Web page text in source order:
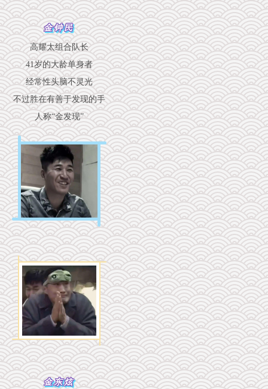
金钟民
高耀太组合队长
41岁的大龄单身者
经常性头脑不灵光
不过胜在有善于发现的手
人称“金发现”
金东炫